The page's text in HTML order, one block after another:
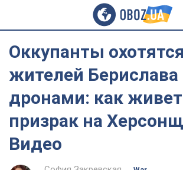
Оккупанты
жителей Берислава
дронами: как
призрак на
Видео